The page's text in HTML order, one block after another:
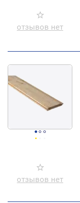
отзывов нет
отзывов нет